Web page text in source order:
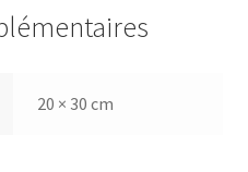
20 × 30 cm